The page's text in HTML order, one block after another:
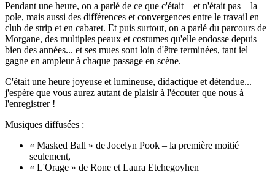
Pendant une heure, on a parlé de ce que c'était – et n'était pas – la
pole, mais aussi des différences et convergences entre le travail en
club de strip et en cabaret. Et puis surtout, on a parlé du parcours de
Morgane, des multiples peaux et costumes qu'elle endosse depuis
bien des années... et ses mues sont loin d'être terminées, tant iel
gagne en ampleur à chaque passage en scène.
C'était une heure joyeuse et lumineuse, didactique et détendue...
j'espère que vous aurez autant de plaisir à l'écouter que nous à
l'enregistrer !
Musiques diffusées :
« Masked Ball » de Jocelyn Pook – la première moitié
seulement,
« L'Orage » de Rone et Laura Etchegoyhen